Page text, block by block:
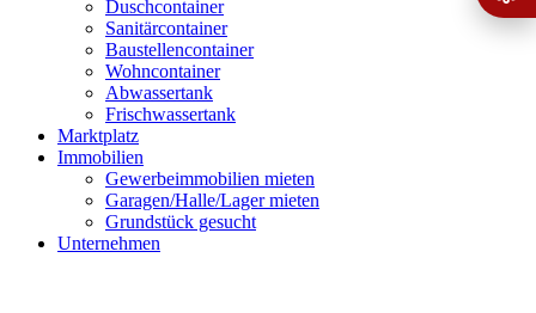
Duschcontainer
Sanitärcontainer
Baustellencontainer
Wohncontainer
Abwassertank
Frischwassertank
Marktplatz
Immobilien
Gewerbeimmobilien mieten
Garagen/Halle/Lager mieten
Grundstück gesucht
Unternehmen